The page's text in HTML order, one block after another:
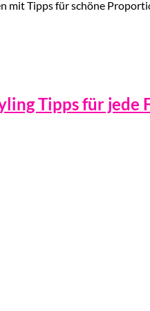
mit Tipps für schöne
Tipps für jede